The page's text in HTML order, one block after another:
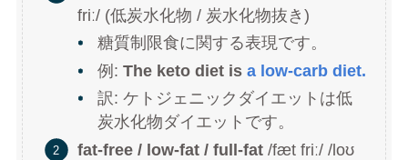
friː/ (低炭水化物 / 炭水化物抜き)
糖質制限食に関する表現です。
例:The keto diet isa low-carb diet.
訳: ケトジェニックダイエットは低
炭水化物ダイエットです。
fat-free / low-fat / full-fat /fæt friː/ /loʊ